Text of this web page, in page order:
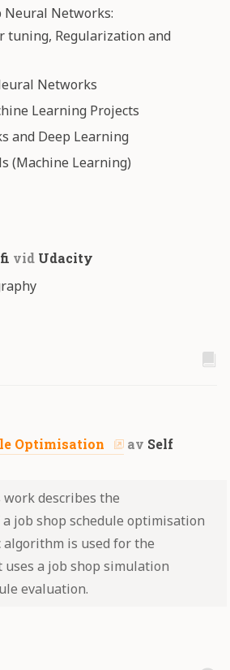
Neural Networks:
tuning, Regularization and
Networks
Learning Projects
and Deep Learning
(Machine Learning)
vid Udacity
Optimisation av Self
work describes the
job shop schedule optimisation
algorithm is used for the
a job shop simulation
evaluation.